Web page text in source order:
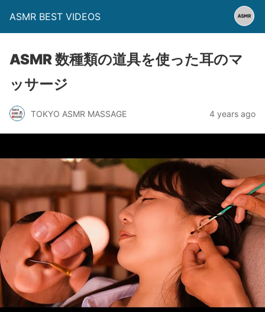
ASMR BEST VIDEOS
ASMR 数種類の道具を使った耳のマ
ッサージ
TOKYO ASMR MASSAGE 4 years ago